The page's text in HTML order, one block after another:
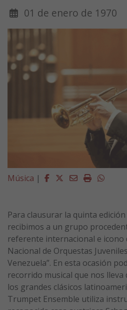
01 de enero de 1970
Música | Facebook
Twitter
EmailImprimir
Para clausurar la quinta
recibimos a un grupo
referente internacional e icono
Nacional de Orquestas
Venezuela”. En esta ocasión
recorrido musical que nos lleva
los grandes clásicos
Trumpet Ensemble utiliza